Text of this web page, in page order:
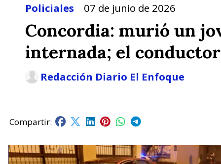
Concordia: murió un
internada; el
Policiales 07 de junio de 2026
Redacción Diario El Enfoque